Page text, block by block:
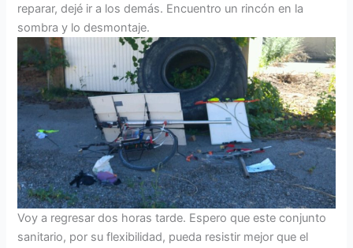
reparar, dejé ir a los demás. Encuentro un rincón en la
sombra y lo desmontaje.
Voy a regresar dos horas tarde. Espero que este conjunto
sanitario, por su flexibilidad, pueda resistir mejor que el